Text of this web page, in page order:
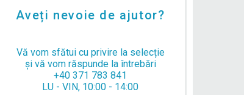
Aveți nevoie de ajutor?
Vă vom sfătui cu privire la selecție
și vă vom răspunde la întrebări
+40 371 783 841
LU - VIN, 10:00 - 14:00